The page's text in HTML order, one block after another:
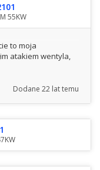
55KW
to moja
atakiem wentyla,
Dodane 22 lat temu